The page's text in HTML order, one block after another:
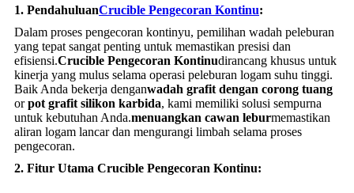
1. PendahuluanCrucible Pengecoran Kontinu:
Dalam proses pengecoran kontinyu, pemilihan wadah peleburan
yang tepat sangat penting untuk memastikan presisi dan
efisiensi.Crucible Pengecoran Kontinudirancang khusus untuk
kinerja yang mulus selama operasi peleburan logam suhu tinggi.
Baik Anda bekerja denganwadah grafit dengan corong tuang
orpot grafit silikon karbida, kami memiliki solusi sempurna
untuk kebutuhan Anda.menuangkan cawan leburmemastikan
aliran logam lancar dan mengurangi limbah selama proses
pengecoran.
2. Fitur Utama Crucible Pengecoran Kontinu: